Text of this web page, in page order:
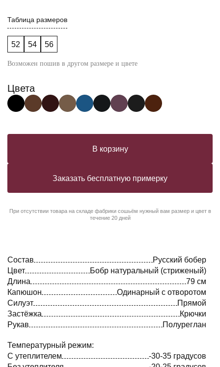
Таблица размеров
52 54 56
Возможен пошив в другом размере и цвете
Цвета
В корзину
Заказать бесплатную примерку
При отсутствии товара на складе фабрики сошьём нужный вам размер и цвет в
течение 20 дней
Состав
Русский бобер
Цвет
Бобр натуральный (стриженый)
Длина
79 см
Капюшон
Одинарный с отворотом
Силуэт
Прямой
Застёжка
Крючки
Рукав
Полуреглан
Температурный режим:
С утеплителем
-30-35 градусов